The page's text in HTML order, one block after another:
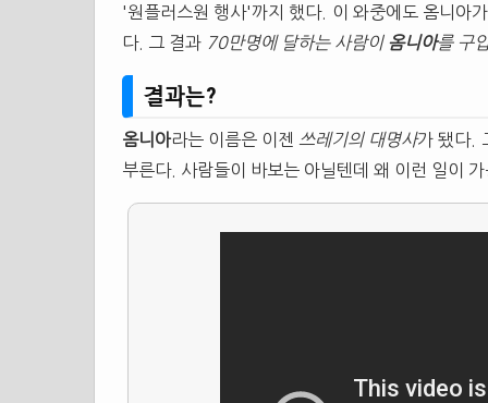
'원플러스원 행사'까지 했다. 이 와중에도 옴니아
다. 그 결과 70만명에 달하는 사람이 옴니아를 구
결과는?
옴니아라는 이름은 이젠 쓰레기의 대명사가 됐다.
부른다. 사람들이 바보는 아닐텐데 왜 이런 일이